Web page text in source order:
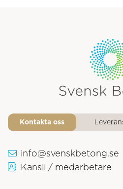
Kontakta oss
info@svenskbetong.se
Kansli / medarbetare